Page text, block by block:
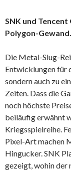
SNK und
Polygon-Gewand.
Die Metal-Slug-
Entwicklungen für
sondern auch zu
Zeiten. Dass die
noch höchste
beiläufig erwähnt
Kriegsspielreihe.
Pixel-Art machen
Hingucker. SNK
gezeigt, wohin der